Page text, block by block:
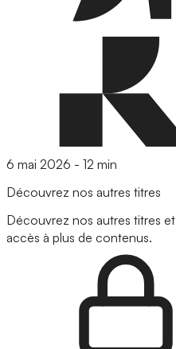
6 mai 2026 - 12 min
Découvrez nos autres titres
Découvrez nos autres titres
accès à plus de contenus.